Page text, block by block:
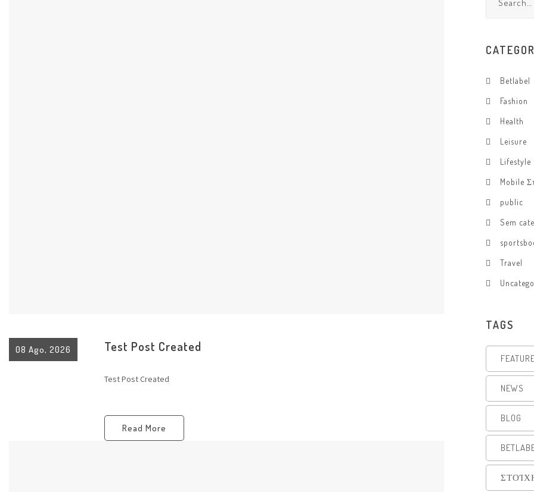
08 Ago, 2026 Test Post Created
Test Post Created
Read More
Betlabel
Fashion
Health
Leisure
Lifestyle
Mobile
public
Sem
Travel
TAGS
NEWS
BLOG